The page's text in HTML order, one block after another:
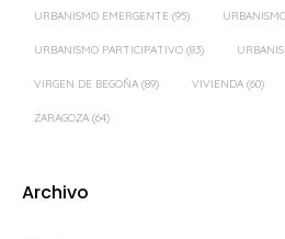
URBANISMO EMERGENTE (95)
URBANISMO PARTICIPATIVO (83)
VIRGEN DE BEGOÑA (89) VIVIENDA (60)
ZARAGOZA (64)
Archivo